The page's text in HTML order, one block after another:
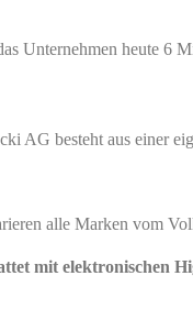
Unternehmen heute 6
AG besteht aus einer
alle Marken vom
mit elektronischen